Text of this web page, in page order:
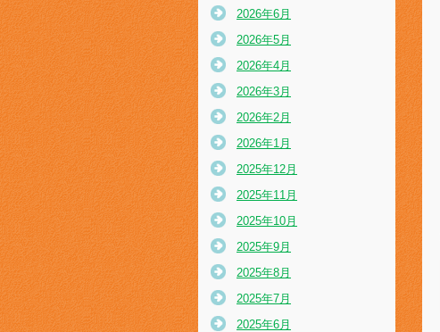
2026年6月
2026年5月
2026年4月
2026年3月
2026年2月
2026年1月
2025年12月
2025年11月
2025年10月
2025年9月
2025年8月
2025年7月
2025年6月